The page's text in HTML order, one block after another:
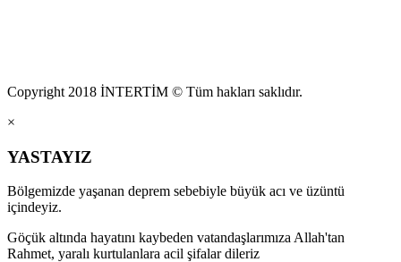
Copyright 2018 İNTERTİM © Tüm hakları saklıdır.
×
YASTAYIZ
Bölgemizde yaşanan deprem sebebiyle büyük acı ve üzüntü
içindeyiz.
Göçük altında hayatını kaybeden vatandaşlarımıza Allah'tan
Rahmet, yaralı kurtulanlara acil şifalar dileriz